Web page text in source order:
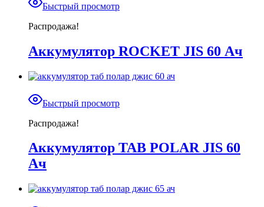
Быстрый просмотр
Распродажа!
Аккумулятор ROCKET JIS 60 Ач
Быстрый просмотр
Распродажа!
Аккумулятор TAB POLAR JIS 60
Ач